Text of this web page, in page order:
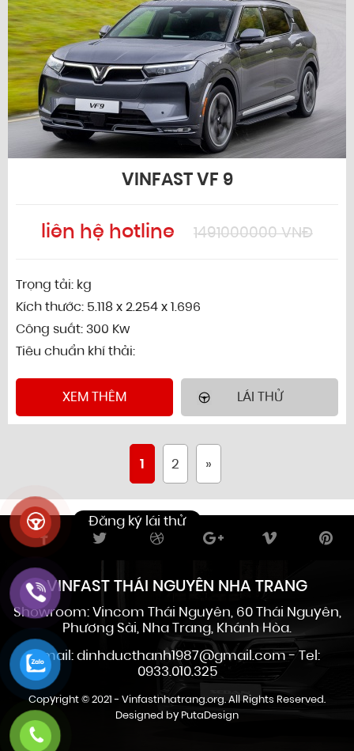
VINFAST VF 9
liên hệ hotline 1491000000 VNĐ
Trọng tải: kg
Kích thước: 5.118 x 2.254 x 1.696
Công suất: 300 Kw
Tiêu chuẩn khí thải:
XEM THÊM LÁI THỬ
1 2 »
VINFAST THÁI NGUYÊN NHA TRANG
Showroom: Vincom Thái Nguyên, 60 Thái Nguyên,
Phương Sài, Nha Trang, Khánh Hòa.
Email: dinhducthanh1987@gmail.com - Tel:
0933.010.325
Copyright © 2021 - Vinfastnhatrang.org. All Rights Reserved.
Designed by PutaDesign